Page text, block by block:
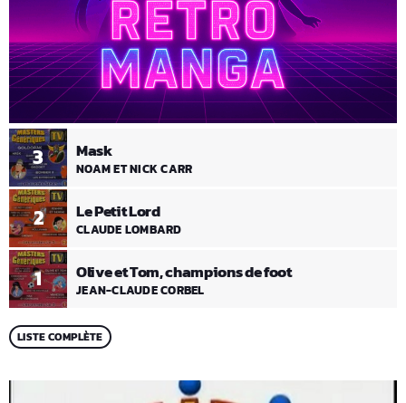
1 Olive et Tom, champions de foot
JEAN-CLAUDE CORBEL
2 Le Petit Lord
CLAUDE LOMBARD
3 Mask
NOAM ET NICK CARR
LISTE COMPLÈTE